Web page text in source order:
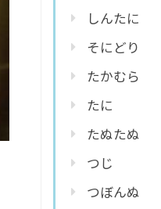
しんたに
そにどり
たかむら
たに
たぬたぬ
つじ
つぼんぬ